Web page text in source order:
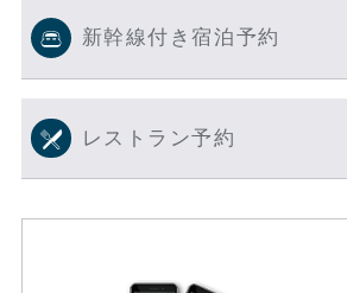
新幹線付き宿泊予約
レストラン予約